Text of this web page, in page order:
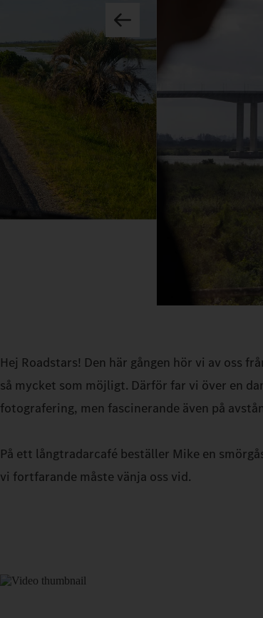
Hej Roadstars! Den här gången hör vi av oss
så mycket som möjligt. Därför far vi över en
fotografering, men fascinerande även på
På ett långtradarcafé beställer Mike en
vi fortfarande måste vänja oss vid.